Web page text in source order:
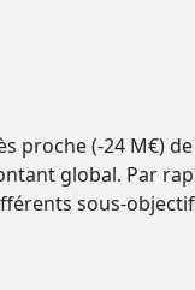
proche (-24 M€)
global. Par
sous-